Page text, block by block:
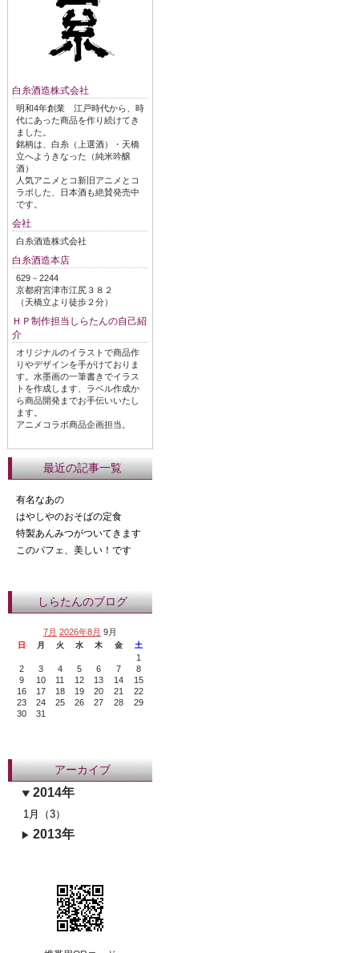
白糸酒造株式会社
明和4年創業 江戸時代から、時
代にあった商品を作り続けてき
ました。
銘柄は、白糸（上選酒）・天橋
立へようきなった（純米吟醸
酒）
人気アニメとコ新旧アニメとコ
ラボした、日本酒も絶賛発売中
です。
会社
白糸酒造株式会社
白糸酒造本店
629－2244
京都府宮津市江尻３８２
（天橋立より徒歩２分）
ＨＰ制作担当しらたんの自己紹
介
オリジナルのイラストで商品作
りやデザインを手がけておりま
す。水墨画の一筆書きでイラス
トを作成します、ラベル作成か
ら商品開発までお手伝いいたし
ます。
アニメコラボ商品企画担当。
最近の記事一覧
有名なあの
はやしやのおそばの定食
特製あんみつがついてきます
このパフェ、美しい！です
しらたんのブログ
7月 2026年8月 9月
日 月 火 水 木 金 土
1
2
3 4 5 6 7
8
9
10 11 12 13 14
15
16
17 18 19 20 21
22
23
24 25 26 27 28
29
30
31
アーカイブ
2014年
1月（3）
2013年